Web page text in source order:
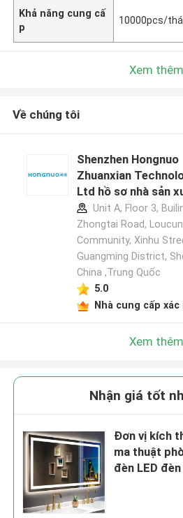
Khả năng cung cấ
p
10000pcs/
Xem thêm
Về chúng tôi
Shenzhen Hongnuo
Zhuanxian
Ltd hồ sơ nhà sản
Unit A, Floor 3,
Zhongtai Road, Loucun
Community, Xinhu
Guangming District,
China ,Trung Quốc
5.0
Nhà cung cấp xác
Xem thêm
Nhận giá tốt
Đơn vị kích
ma thuật
đèn LED